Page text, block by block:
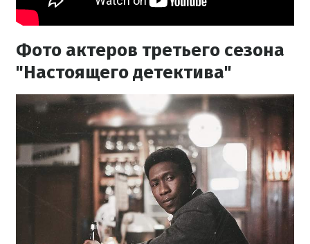
Фото актеров третьего сезона
"Настоящего детектива"